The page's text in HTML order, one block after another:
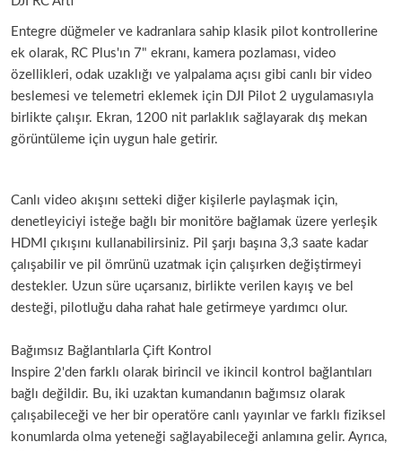
Entegre düğmeler ve kadranlara sahip klasik pilot kontrollerine
ek olarak, RC Plus'ın 7" ekranı, kamera pozlaması, video
özellikleri, odak uzaklığı ve yalpalama açısı gibi canlı bir video
beslemesi ve telemetri eklemek için DJI Pilot 2 uygulamasıyla
birlikte çalışır. Ekran, 1200 nit parlaklık sağlayarak dış mekan
görüntüleme için uygun hale getirir.
Canlı video akışını setteki diğer kişilerle paylaşmak için,
denetleyiciyi isteğe bağlı bir monitöre bağlamak üzere yerleşik
HDMI çıkışını kullanabilirsiniz. Pil şarjı başına 3,3 saate kadar
çalışabilir ve pil ömrünü uzatmak için çalışırken değiştirmeyi
destekler. Uzun süre uçarsanız, birlikte verilen kayış ve bel
desteği, pilotluğu daha rahat hale getirmeye yardımcı olur.
Bağımsız Bağlantılarla Çift Kontrol
Inspire 2'den farklı olarak birincil ve ikincil kontrol bağlantıları
bağlı değildir. Bu, iki uzaktan kumandanın bağımsız olarak
çalışabileceği ve her bir operatöre canlı yayınlar ve farklı fiziksel
konumlarda olma yeteneği sağlayabileceği anlamına gelir. Ayrıca,